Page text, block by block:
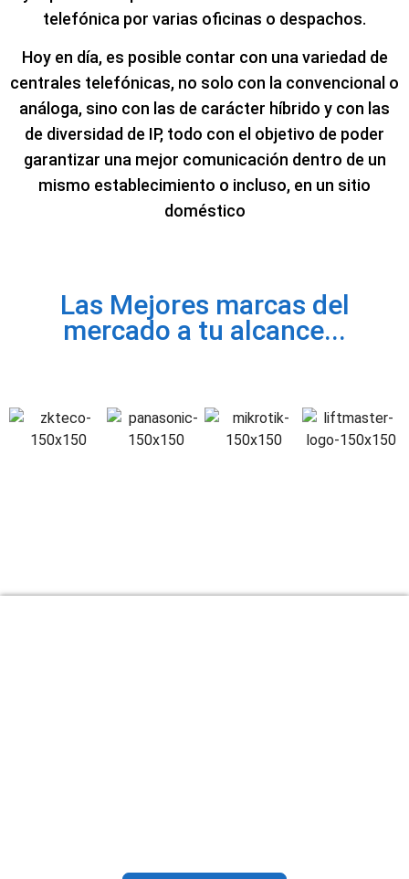
telefónica por varias oficinas o despachos.
Hoy en día, es posible contar con una variedad de
centrales telefónicas, no solo con la convencional o
análoga, sino con las de carácter híbrido y con las
de diversidad de IP, todo con el objetivo de poder
garantizar una mejor comunicación dentro de un
mismo establecimiento o incluso, en un sitio
doméstico
Las Mejores marcas del
mercado a tu alcance...